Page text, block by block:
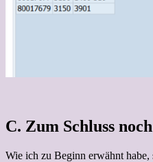
C. Zum Schluss
Wie ich zu Beginn erwähnt